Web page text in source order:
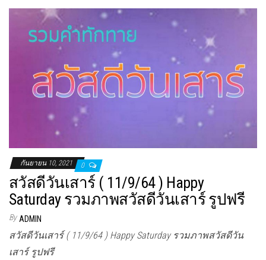
กันยายน 10, 2021 0
สวัสดีวันเสาร์ ( 11/9/64 ) Happy
Saturday รวมภาพสวัสดีวันเสาร์ รูปฟรี
By ADMIN
สวัสดีวันเสาร์ ( 11/9/64 ) Happy Saturday รวมภาพสวัสดีวัน
เสาร์ รูปฟรี